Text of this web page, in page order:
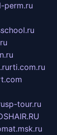
perm.ru
rti.com.ru
sp-tour.ru